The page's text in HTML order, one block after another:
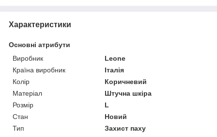
Характеристики
Основні атрибути
Виробник
Leone
Країна виробник
Італія
Колір
Коричневий
Матеріал
Штучна шкіра
Розмір
L
Стан
Новий
Тип
Захист паху